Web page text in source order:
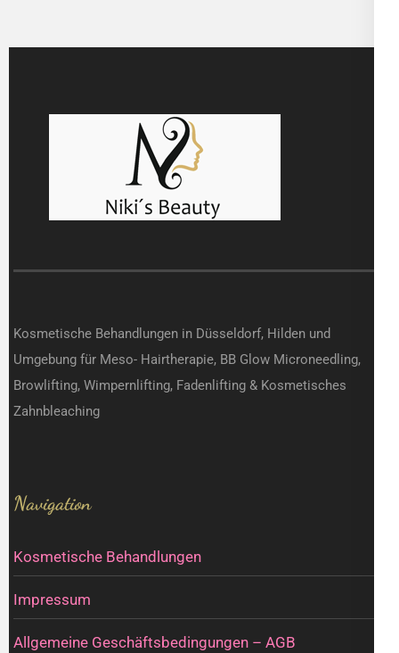
Kosmetische Behandlungen in Düsseldorf, Hilden und
Umgebung für Meso- Hairtherapie, BB Glow Microneedling,
Browlifting, Wimpernlifting, Fadenlifting & Kosmetisches
Zahnbleaching
Navigation
Kosmetische Behandlungen
Impressum
Allgemeine Geschäftsbedingungen – AGB